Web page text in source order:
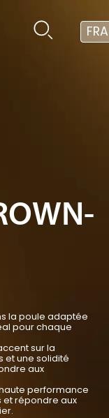
FRA
la poule adaptée
pour chaque
sur la
et une solidité
aux
performance
et répondre aux